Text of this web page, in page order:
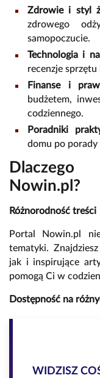
Zdrowie i styl
zdrowego
samopoczucie.
Technologia i
recenzje
Finanse i
budżetem,
codziennego.
Poradniki
domu po porady
Nowin.pl?
Różnorodność treści
Portal Nowin.pl
tematyki.
jak i inspirujące
pomogą Ci w
Dostępność na
WIDZISZ